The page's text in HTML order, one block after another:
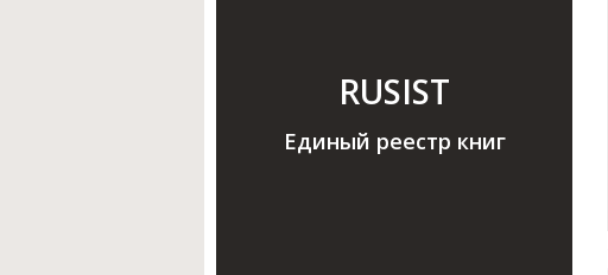
RUSIST
Единый реестр книг